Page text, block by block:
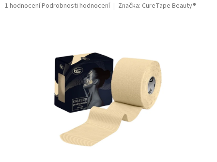
Průměrné
1 hodnoceníPodrobnosti hodnocení Značka: CureTape Beauty®